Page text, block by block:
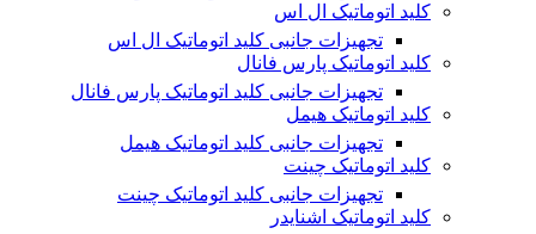
کلید اتوماتیک ال اس
تجهیزات جانبی کلید اتوماتیک ال اس
کلید اتوماتیک پارس فانال
تجهیزات جانبی کلید اتوماتیک پارس فانال
کلید اتوماتیک هیمل
تجهیزات جانبی کلید اتوماتیک هیمل
کلید اتوماتیک چینت
تجهیزات جانبی کلید اتوماتیک چینت
کلید اتوماتیک اشنایدر